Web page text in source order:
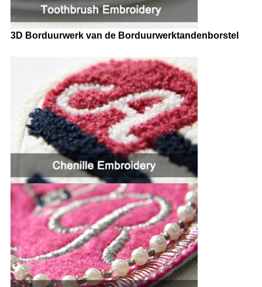
3D Borduurwerk van de Borduurwerktandenborstel